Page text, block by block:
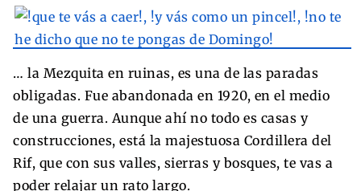
… la Mezquita en ruinas, es una de las paradas
obligadas. Fue abandonada en 1920, en el medio
de una guerra. Aunque ahí no todo es casas y
construcciones, está la majestuosa Cordillera del
Rif, que con sus valles, sierras y bosques, te vas a
poder relajar un rato largo.